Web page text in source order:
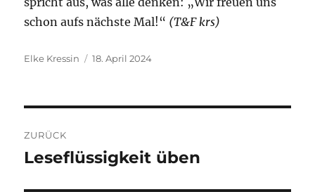
schon aufs nächste Mal!“ (T&F krs)
Autor
Elke Kressin
Veröffentlicht
18. April 2024
ZURÜCK
Vorheriger
Leseflüssigkeit üben